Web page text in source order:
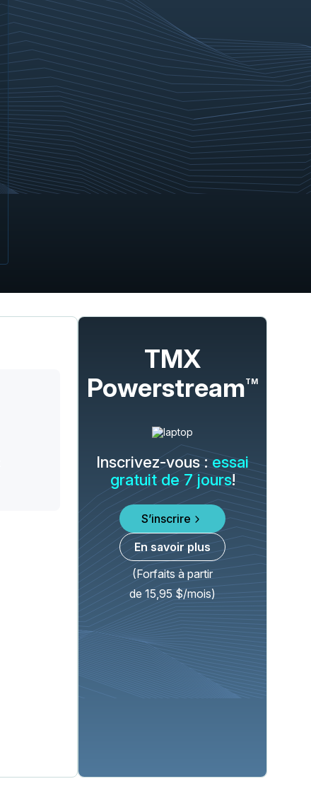
TMX
PowerstreamTM
Inscrivez-vous :essai
gratuit de 7 jours!
S’inscrire
En savoir plus
(Forfaits à partir
de 15,95 $/mois)